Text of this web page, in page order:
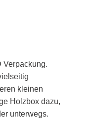
Verpackung.
kleinen
Holzbox dazu,
unterwegs.